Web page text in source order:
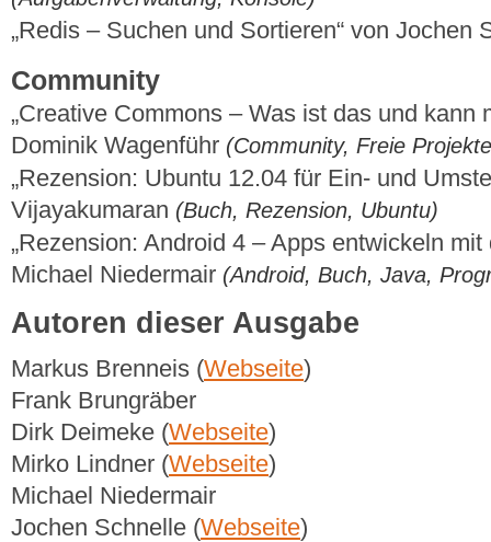
„Redis – Suchen und Sortieren“ von Jochen
Community
„Creative Commons – Was ist das und kann
Dominik Wagenführ (Community, Freie
„Rezension: Ubuntu 12.04 für Ein- und
Vijayakumaran (Buch, Rezension, Ubuntu)
„Rezension: Android 4 – Apps entwickeln
Michael Niedermair (Android, Buch, Java,
Autoren dieser Ausgabe
Markus Brenneis (Webseite)
Frank Brungräber
Dirk Deimeke (Webseite)
Mirko Lindner (Webseite)
Michael Niedermair
Jochen Schnelle (Webseite)